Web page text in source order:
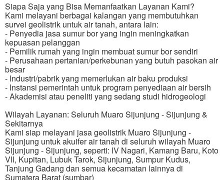
Siapa Saja yang Bisa Memanfaatkan Layanan Kami?
Kami melayani berbagai kalangan yang membutuhkan
survei geolistrik untuk air tanah, antara lain:
- Penyedia jasa sumur bor yang ingin meningkatkan
kepuasan pelanggan
- Pemilik rumah yang ingin membuat sumur bor sendiri
- Perusahaan pertanian/perkebunan yang butuh pasokan air
besar
- Industri/pabrik yang memerlukan air baku produksi
- Instansi pemerintah untuk program penyediaan air bersih
- Akademisi atau peneliti yang sedang studi hidrogeologi
Wilayah Layanan: Seluruh Muaro Sijunjung - Sijunjung &
Sekitarnya
Kami siap melayani jasa geolistrik Muaro Sijunjung -
Sijunjung untuk akuifer air tanah di seluruh wilayah Muaro
Sijunjung - Sijunjung, seperti: IV Nagari, Kamang Baru, Koto
VII, Kupitan, Lubuk Tarok, Sijunjung, Sumpur Kudus,
Tanjung Gadang dan semua kecamatan lainnya di
Sumatera Barat (sumbar)